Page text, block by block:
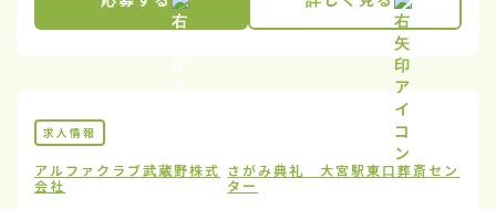
求人情報
アルファクラブ武蔵野株式
会社
さがみ典礼 大宮駅東口葬斎セン
ター